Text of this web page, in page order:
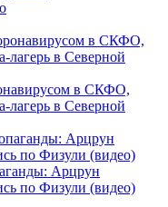
в СКФО,
лагерь в Северной
Арцрун
по Физули (видео)